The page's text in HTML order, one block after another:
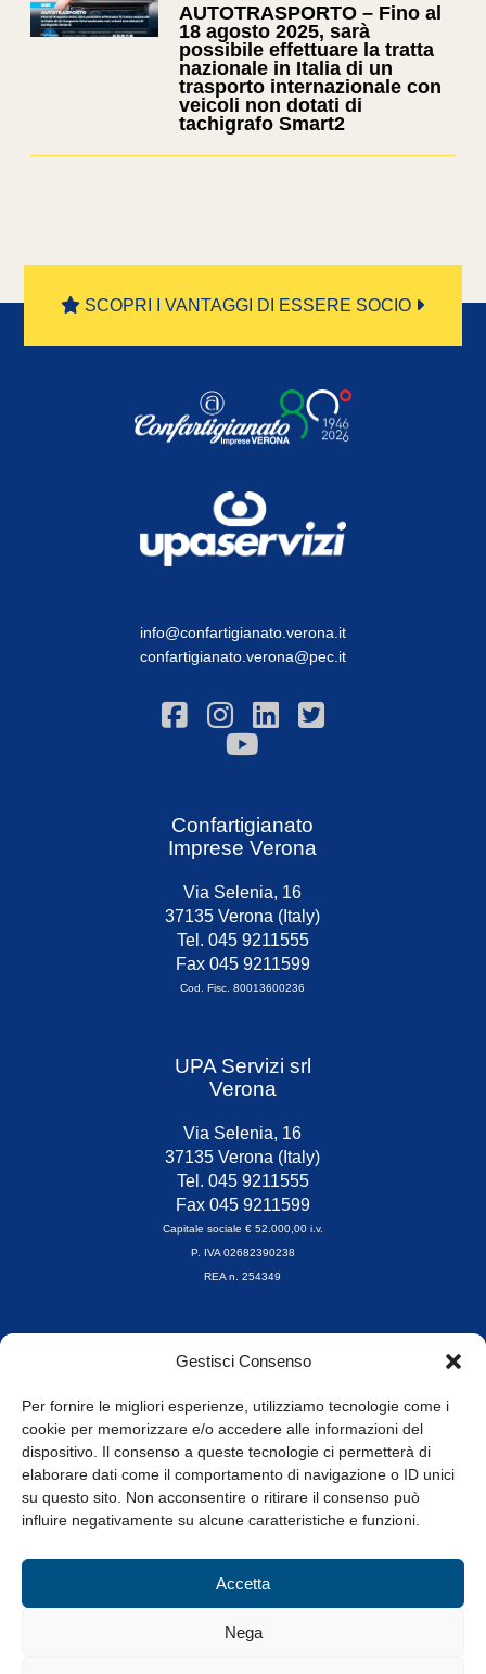
Gestisci Consenso
Per fornire le migliori esperienze, utilizziamo tecnologie come i
cookie per memorizzare e/o accedere alle informazioni del
dispositivo. Il consenso a queste tecnologie ci permetterà di
elaborare dati come il comportamento di navigazione o ID unici
su questo sito. Non acconsentire o ritirare il consenso può
influire negativamente su alcune caratteristiche e funzioni.
Accetta
Nega
AUTOTRASPORTO – Fino al
18 agosto 2025, sarà
possibile effettuare la tratta
nazionale in Italia di un
trasporto internazionale con
veicoli non dotati di
tachigrafo Smart2
SCOPRI I VANTAGGI DI ESSERE SOCIO
info@confartigianato.verona.it
confartigianato.verona@pec.it
Confartigianato
Imprese Verona
Via Selenia, 16
37135 Verona (Italy)
Tel. 045 9211555
Fax 045 9211599
Cod. Fisc. 80013600236
UPA Servizi srl
Verona
Via Selenia, 16
37135 Verona (Italy)
Tel. 045 9211555
Fax 045 9211599
Capitale sociale € 52.000,00 i.v.
P. IVA 02682390238
REA n. 254349
Orari di apertura
8.30-13.00 / 14.00-17.30
Whistleblowing
© Tutti i diritti riservati
Privacy Policy e Cookie|Informativa Cookie